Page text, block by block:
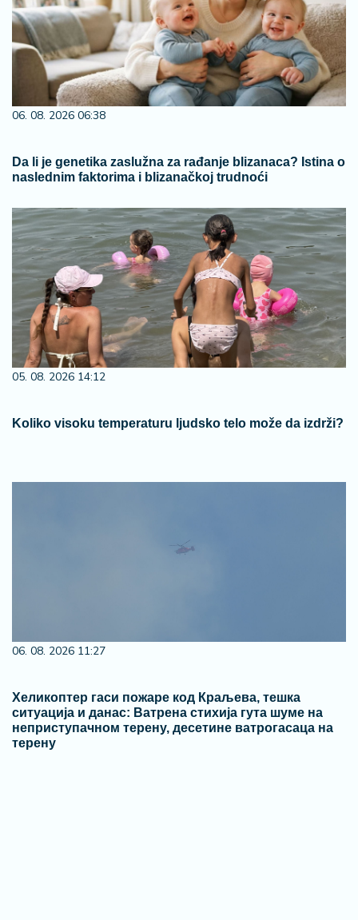
06. 08. 2026 06:38
Da li je genetika zaslužna za rađanje blizanaca? Istina o
naslednim faktorima i blizanačkoj trudnoći
05. 08. 2026 14:12
Koliko visoku temperaturu ljudsko telo može da izdrži?
06. 08. 2026 11:27
Хеликоптер гаси пожаре код Краљева, тешка
ситуација и данас: Ватрена стихија гута шуме на
неприступачном терену, десетине ватрогасаца на
терену